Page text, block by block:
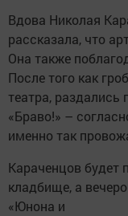
Вдова Николая
рассказала, что
Она также
После того как
театра, раздались
«Браво!» –
именно так
Караченцов будет
кладбище, а
«Юнона и